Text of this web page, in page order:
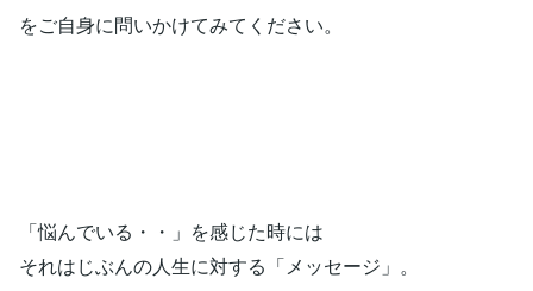
をご自身に問いかけてみてください。
「悩んでいる・・」を感じた時には
それはじぶんの人生に対する「メッセージ」。